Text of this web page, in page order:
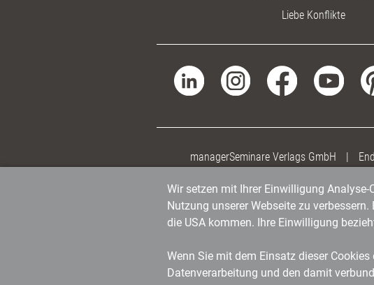
Liebe Konflikte
managerSeminare Verlags GmbH |
Wir setzen mit Ihrer Einwilligung
Nutzung unserer Webseite zu
die USA kommen. Ihre Einwilligung
Wenn Sie mit dem Einsatz dieser
Datenverarbeitung und den damit